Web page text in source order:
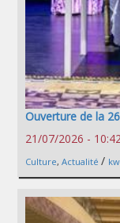
Ouverture de la
21/07/2026 -
Culture, Actualité /